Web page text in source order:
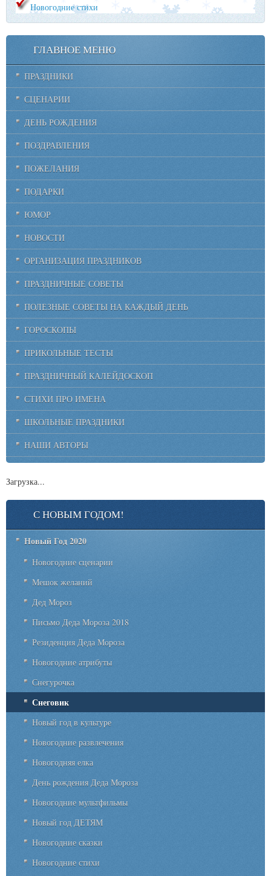
Новогодние стихи
ГЛАВНОЕ МЕНЮ
ПРАЗДНИКИ
СЦЕНАРИИ
ДЕНЬ РОЖДЕНИЯ
ПОЗДРАВЛЕНИЯ
ПОЖЕЛАНИЯ
ПОДАРКИ
ЮМОР
НОВОСТИ
ОРГАНИЗАЦИЯ ПРАЗДНИКОВ
ПРАЗДНИЧНЫЕ СОВЕТЫ
ПОЛЕЗНЫЕ СОВЕТЫ НА КАЖДЫЙ ДЕНЬ
ГОРОСКОПЫ
ПРИКОЛЬНЫЕ ТЕСТЫ
ПРАЗДНИЧНЫЙ КАЛЕЙДОСКОП
СТИХИ ПРО ИМЕНА
ШКОЛЬНЫЕ ПРАЗДНИКИ
НАШИ АВТОРЫ
Загрузка...
С НОВЫМ ГОДОМ!
Новый Год 2020
Новогодние сценарии
Мешок желаний
Дед Мороз
Письмо Деда Мороза 2018
Резиденция Деда Мороза
Новогодние атрибуты
Снегурочка
Снеговик
Новый год в культуре
Новогодние развлечения
Новогодняя елка
День рождения Деда Мороза
Новогодние мультфильмы
Новый год ДЕТЯМ
Новогодние сказки
Новогодние стихи